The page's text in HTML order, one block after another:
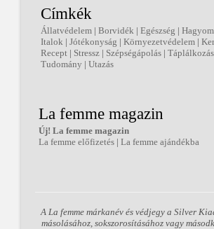
Címkék
Állatvédelem | Borvidék | Egészség |
Italok | Jótékonyság | Környezetvédelem |
Recept | Stressz | Szépségápolás | Táplálkozás
Tudomány | Utazás
La femme magazin
Új! La femme magazin
La femme előfizetés | La femme ajándékba
A La femme márkanév és védjegy a Silver
másolásához, sokszorosításához vagy